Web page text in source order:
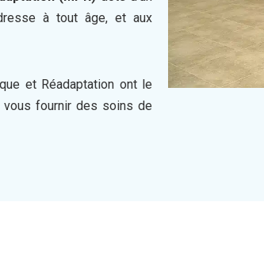
à tout âge, et aux
et Réadaptation ont le
vous fournir des soins de